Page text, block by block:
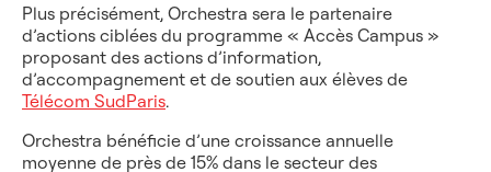
Plus précisément, Orchestra sera le partenaire
d’actions ciblées du programme « Accès Campus »
proposant des actions d’information,
d’accompagnement et de soutien aux élèves de
Télécom SudParis.
Orchestra bénéficie d’une croissance annuelle
moyenne de près de 15% dans le secteur des